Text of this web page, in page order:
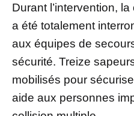
Durant l’intervention,
a été totalement
aux équipes de
sécurité. Treize
mobilisés pour
aide aux personnes